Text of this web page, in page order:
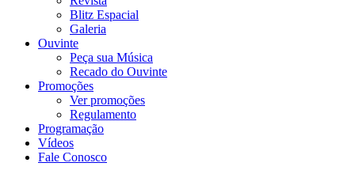
Blitz Espacial
Galeria
Ouvinte
Peça sua Música
Recado do Ouvinte
Promoções
Ver promoções
Regulamento
Programação
Vídeos
Fale Conosco